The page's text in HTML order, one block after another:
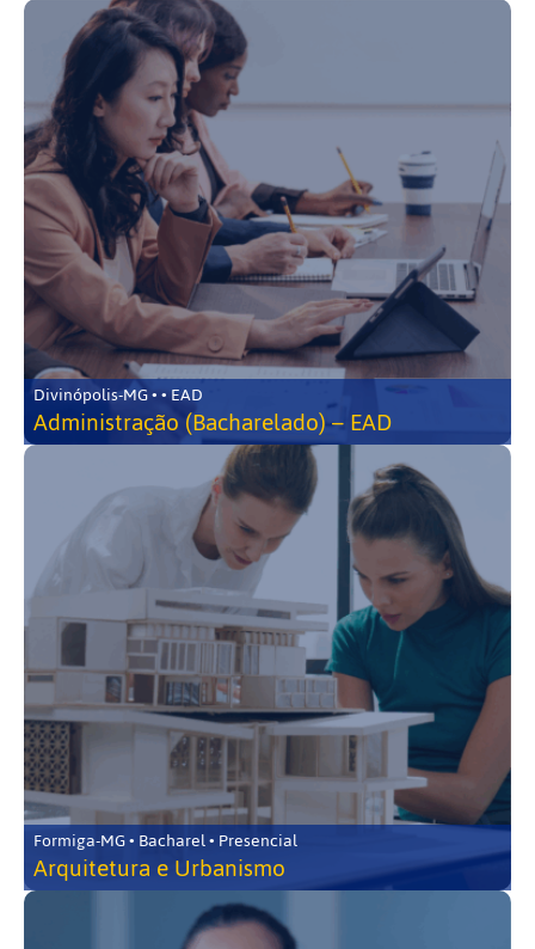
Divinópolis-MG • • EAD
Administração (Bacharelado) – EAD
Formiga-MG • Bacharel • Presencial
Arquitetura e Urbanismo